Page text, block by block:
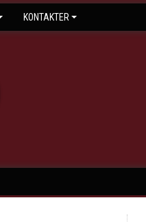
KONTAKTER